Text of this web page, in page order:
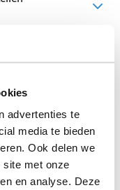
advertenties te
media te bieden
Ook delen we
site met onze
en analyse. Deze
beoordelen